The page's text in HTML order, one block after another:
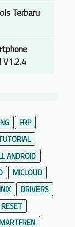
Terbaru
V1.2.4
FRP
ANDROID
MICLOUD
DRIVERS